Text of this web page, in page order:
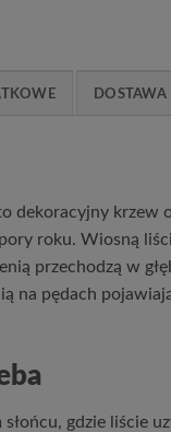
DOSTAWA
dekoracyjny
roku. Wiosną
przechodzą w
na pędach
słońcu, gdzie liście